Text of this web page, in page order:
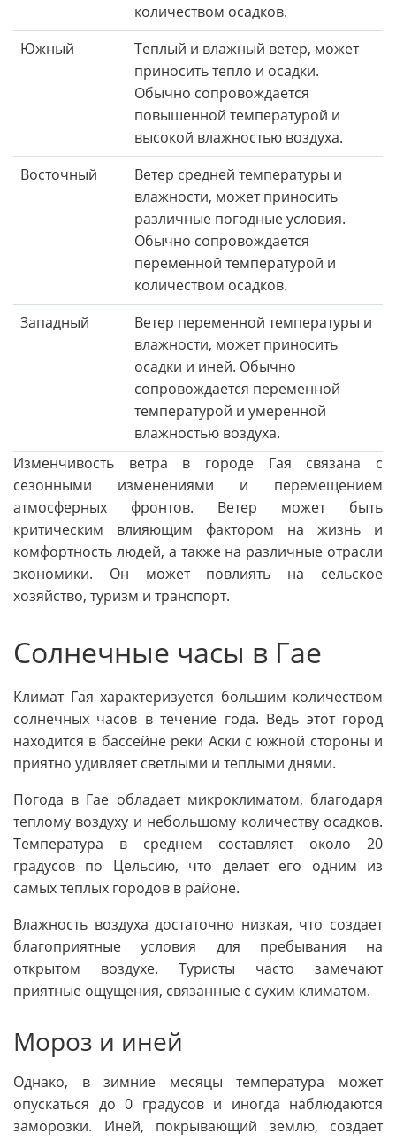
количеством осадков.
Южный
Теплый и влажный ветер, может
приносить тепло и осадки.
Обычно сопровождается
повышенной температурой и
высокой влажностью воздуха.
Восточный
Ветер средней температуры и
влажности, может приносить
различные погодные условия.
Обычно сопровождается
переменной температурой и
количеством осадков.
Западный
Ветер переменной температуры и
влажности, может приносить
осадки и иней. Обычно
сопровождается переменной
температурой и умеренной
влажностью воздуха.
Изменчивость ветра в городе Гая связана с
сезонными изменениями и перемещением
атмосферных фронтов. Ветер может быть
критическим влияющим фактором на жизнь и
комфортность людей, а также на различные отрасли
экономики. Он может повлиять на сельское
хозяйство, туризм и транспорт.
Солнечные часы в Гае
Климат Гая характеризуется большим количеством
солнечных часов в течение года. Ведь этот город
находится в бассейне реки Аски с южной стороны и
приятно удивляет светлыми и теплыми днями.
Погода в Гае обладает микроклиматом, благодаря
теплому воздуху и небольшому количеству осадков.
Температура в среднем составляет около 20
градусов по Цельсию, что делает его одним из
самых теплых городов в районе.
Влажность воздуха достаточно низкая, что создает
благоприятные условия для пребывания на
открытом воздухе. Туристы часто замечают
приятные ощущения, связанные с сухим климатом.
Мороз и иней
Однако, в зимние месяцы температура может
опускаться до 0 градусов и иногда наблюдаются
заморозки. Иней, покрывающий землю, создает